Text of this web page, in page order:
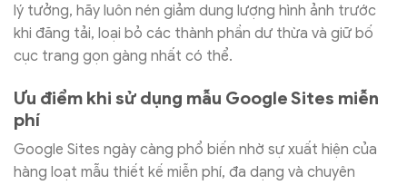
lý tưởng, hãy luôn nén giảm dung lượng hình ảnh trước
khi đăng tải, loại bỏ các thành phần dư thừa và giữ bố
cục trang gọn gàng nhất có thể.
Ưu điểm khi sử dụng mẫu Google Sites miễn
phí
Google Sites ngày càng phổ biến nhờ sự xuất hiện của
hàng loạt mẫu thiết kế miễn phí, đa dạng và chuyên